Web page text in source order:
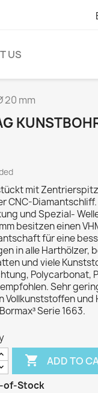
US
20 mm
mit
CNC-
und Spezial-
besitzen einen
für eine
in alle
und viele
Polycarbonat,
Sehr
Vollkunststoffen
Serie 1663.
 ADD TO
of-Stock